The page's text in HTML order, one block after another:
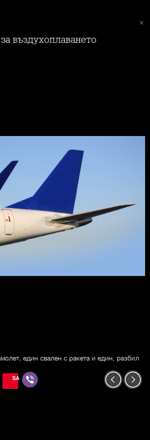
въздухоплаването
един свален с ракета и един, разбил
SAVE